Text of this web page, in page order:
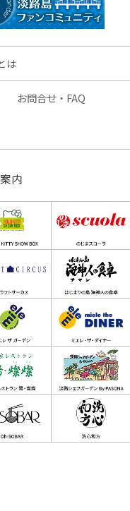
は
お問合せ・FAQ
内